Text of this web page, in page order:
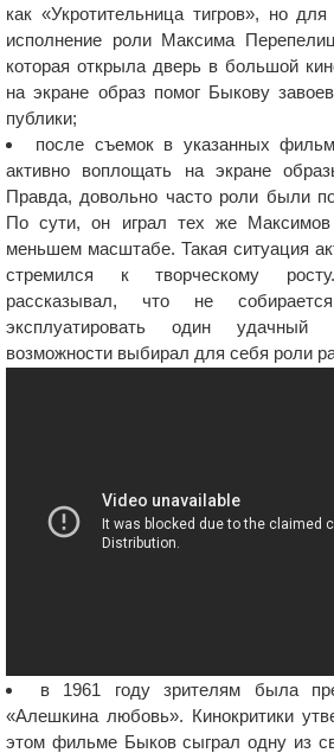
как «Укротительница тигров», но
исполнение роли Максима
которая открыла дверь в большой
на экране образ помог Быкову
публики;
после съемок в указанных
активно воплощать на экране
Правда, довольно часто роли были
По сути, он играл тех же
меньшем масштабе. Такая ситуация
стремился к творческому
рассказывал, что не
эксплуатировать один
возможности выбирал для себя роли
в 1961 году зрителям была
«Алешкина любовь». Кинокритики
этом фильме Быков сыграл одну из